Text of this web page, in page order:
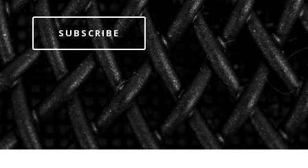
SUBSCRIBE